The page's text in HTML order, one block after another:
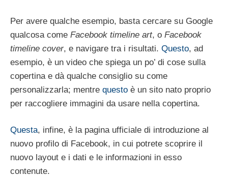
Per avere qualche esempio, basta cercare su Google
qualcosa come Facebook timeline art, o Facebook
timeline cover, e navigare tra i risultati. Questo, ad
esempio, è un video che spiega un po’ di cose sulla
copertina e dà qualche consiglio su come
personalizzarla; mentre questo è un sito nato proprio
per raccogliere immagini da usare nella copertina.
Questa, infine, è la pagina ufficiale di introduzione al
nuovo profilo di Facebook, in cui potrete scoprire il
nuovo layout e i dati e le informazioni in esso
contenute.